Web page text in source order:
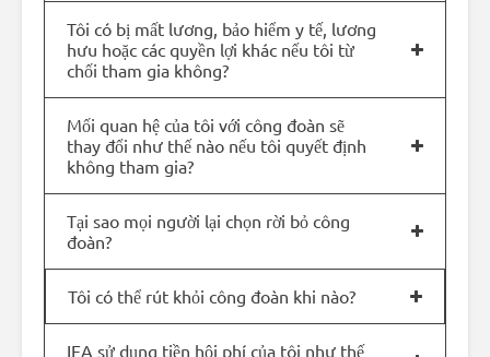
Tôi có bị mất lương, bảo hiểm y tế, lương
hưu hoặc các quyền lợi khác nếu tôi từ
chối tham gia không?
Mối quan hệ của tôi với công đoàn sẽ
thay đổi như thế nào nếu tôi quyết định
không tham gia?
Tại sao mọi người lại chọn rời bỏ công
đoàn?
Tôi có thể rút khỏi công đoàn khi nào?
IEA sử dụng tiền hội phí của tôi như thế